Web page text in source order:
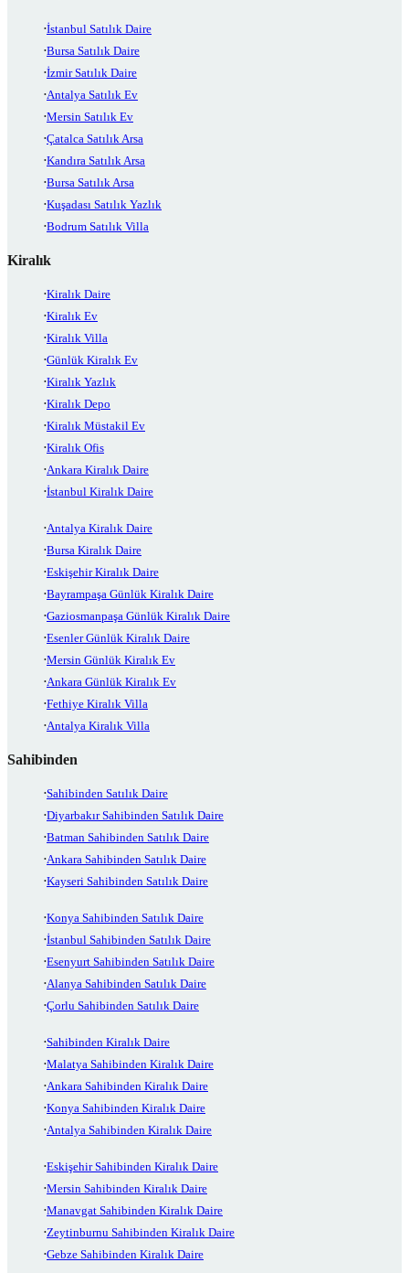
İstanbul Satılık Daire
Bursa Satılık Daire
İzmir Satılık Daire
Antalya Satılık Ev
Mersin Satılık Ev
Çatalca Satılık Arsa
Kandıra Satılık Arsa
Bursa Satılık Arsa
Kuşadası Satılık Yazlık
Bodrum Satılık Villa
Kiralık
Kiralık Daire
Kiralık Ev
Kiralık Villa
Günlük Kiralık Ev
Kiralık Yazlık
Kiralık Depo
Kiralık Müstakil Ev
Kiralık Ofis
Ankara Kiralık Daire
İstanbul Kiralık Daire
Antalya Kiralık Daire
Bursa Kiralık Daire
Eskişehir Kiralık Daire
Bayrampaşa Günlük Kiralık Daire
Gaziosmanpaşa Günlük Kiralık Daire
Esenler Günlük Kiralık Daire
Mersin Günlük Kiralık Ev
Ankara Günlük Kiralık Ev
Fethiye Kiralık Villa
Antalya Kiralık Villa
Sahibinden
Sahibinden Satılık Daire
Diyarbakır Sahibinden Satılık Daire
Batman Sahibinden Satılık Daire
Ankara Sahibinden Satılık Daire
Kayseri Sahibinden Satılık Daire
Konya Sahibinden Satılık Daire
İstanbul Sahibinden Satılık Daire
Esenyurt Sahibinden Satılık Daire
Alanya Sahibinden Satılık Daire
Çorlu Sahibinden Satılık Daire
Sahibinden Kiralık Daire
Malatya Sahibinden Kiralık Daire
Ankara Sahibinden Kiralık Daire
Konya Sahibinden Kiralık Daire
Antalya Sahibinden Kiralık Daire
Eskişehir Sahibinden Kiralık Daire
Mersin Sahibinden Kiralık Daire
Manavgat Sahibinden Kiralık Daire
Zeytinburnu Sahibinden Kiralık Daire
Gebze Sahibinden Kiralık Daire